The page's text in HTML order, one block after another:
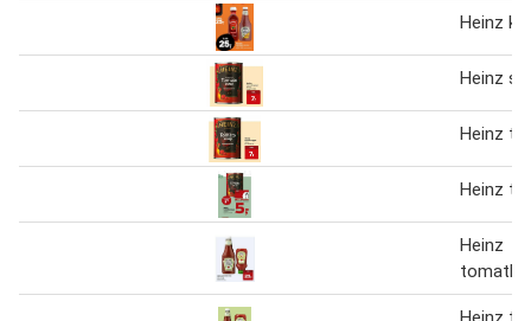
Heinz
Heinz
Heinz
Heinz
Heinz